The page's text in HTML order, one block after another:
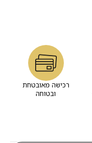
רכישה מאובטחת
ובטוחה